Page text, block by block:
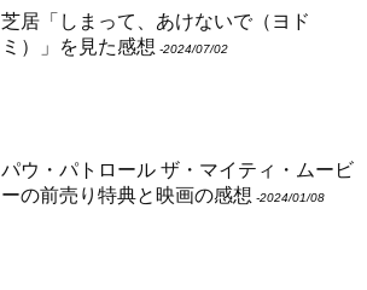
芝居「しまって、あけないで（ヨド
ミ）」を見た感想 ‐2024/07/02
パウ・パトロール ザ・マイティ・ムービ
ーの前売り特典と映画の感想 ‐2024/01/08